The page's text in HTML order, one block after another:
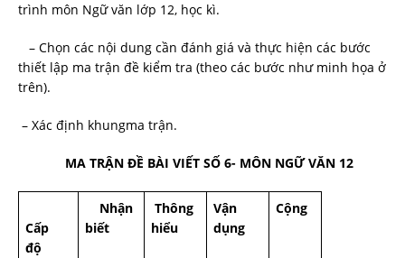
trình môn Ngữ văn lớp 12, học kì.
– Chọn các nội dung cần đánh giá và thực hiện các bước
thiết lập ma trận đề kiểm tra (theo các bước như minh họa ở
trên).
– Xác định khungma trận.
MA TRẬN ĐỀ BÀI VIẾT SỐ 6- MÔN NGỮ VĂN 12
Cấp
độ
Nhận
biết
Thông
hiểu
Vận
dụng
Cộng